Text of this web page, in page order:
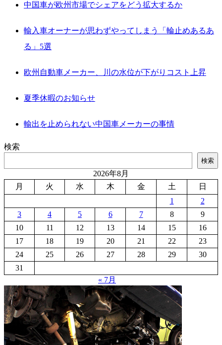
中国車が欧州市場でシェアをどう拡大するか
輸入車オーナーが思わずやってしまう「輪止めあるあ
る」5選
欧州自動車メーカー、川の水位が下がりコスト上昇
夏季休暇のお知らせ
輸出を止められない中国車メーカーの事情
検索
検索
2026年8月
月
火 水 木 金 土
日
1
2
3
4 5 6 7 8
9
10
11 12 13 14 15
16
17
18 19 20 21 22
23
24
25 26 27 28 29
30
31
« 7月